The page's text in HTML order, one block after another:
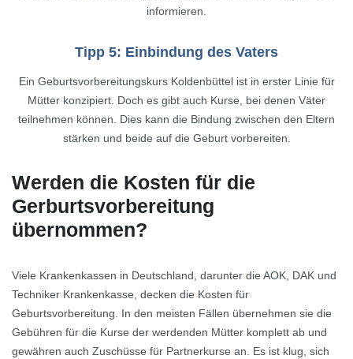
informieren.
Tipp 5: Einbindung des Vaters
Ein Geburtsvorbereitungskurs Koldenbüttel ist in erster Linie für
Mütter konzipiert. Doch es gibt auch Kurse, bei denen Väter
teilnehmen können. Dies kann die Bindung zwischen den Eltern
stärken und beide auf die Geburt vorbereiten.
Werden die Kosten für die
Gerburtsvorbereitung
übernommen?
Viele Krankenkassen in Deutschland, darunter die AOK, DAK und
Techniker Krankenkasse, decken die Kosten für
Geburtsvorbereitung. In den meisten Fällen übernehmen sie die
Gebühren für die Kurse der werdenden Mütter komplett ab und
gewähren auch Zuschüsse für Partnerkurse an. Es ist klug, sich